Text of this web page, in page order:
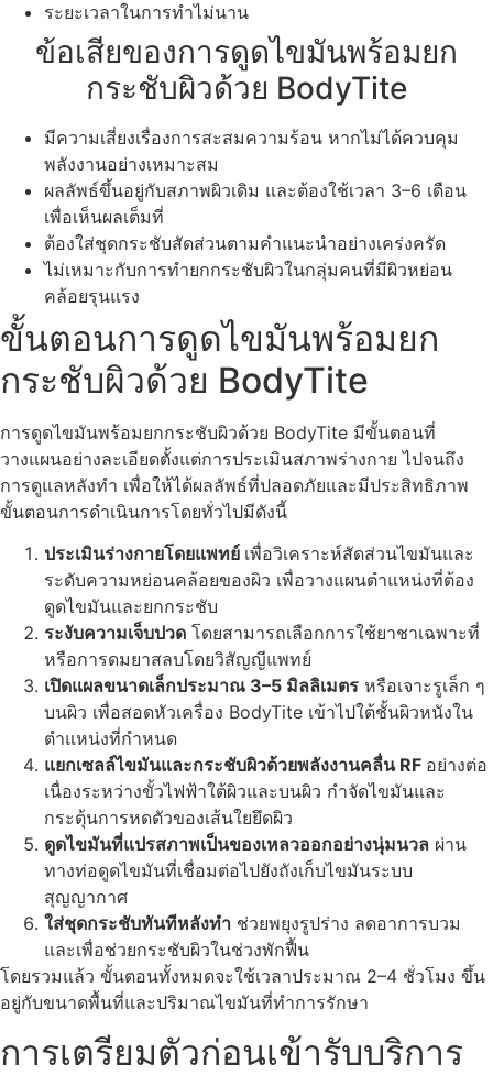
ระยะเวลาในการทำไม่นาน
ข้อเสียของการดูดไขมันพร้อมยก
กระชับผิวด้วย BodyTite
มีความเสี่ยงเรื่องการสะสมความร้อน หากไม่ได้ควบคุม
พลังงานอย่างเหมาะสม
ผลลัพธ์ขึ้นอยู่กับสภาพผิวเดิม และต้องใช้เวลา 3–6 เดือน
เพื่อเห็นผลเต็มที่
ต้องใส่ชุดกระชับสัดส่วนตามคำแนะนำอย่างเคร่งครัด
ไม่เหมาะกับการทำยกกระชับผิวในกลุ่มคนที่มีผิวหย่อน
คล้อยรุนแรง
ขั้นตอนการดูดไขมันพร้อมยก
กระชับผิวด้วย BodyTite
การดูดไขมันพร้อมยกกระชับผิวด้วย BodyTite มีขั้นตอนที่
วางแผนอย่างละเอียดตั้งแต่การประเมินสภาพร่างกาย ไปจนถึง
การดูแลหลังทำ เพื่อให้ได้ผลลัพธ์ที่ปลอดภัยและมีประสิทธิภาพ
ขั้นตอนการดำเนินการโดยทั่วไปมีดังนี้
ประเมินร่างกายโดยแพทย์ เพื่อวิเคราะห์สัดส่วนไขมันและ
ระดับความหย่อนคล้อยของผิว เพื่อวางแผนตำแหน่งที่ต้อง
ดูดไขมันและยกกระชับ
ระงับความเจ็บปวด โดยสามารถเลือกการใช้ยาชาเฉพาะที่
หรือการดมยาสลบโดยวิสัญญีแพทย์
เปิดแผลขนาดเล็กประมาณ 3–5 มิลลิเมตร หรือเจาะรูเล็ก ๆ
บนผิว เพื่อสอดหัวเครื่อง BodyTite เข้าไปใต้ชั้นผิวหนังใน
ตำแหน่งที่กำหนด
แยกเซลล์ไขมันและกระชับผิวด้วยพลังงานคลื่น RF อย่างต่อ
เนื่องระหว่างขั้วไฟฟ้าใต้ผิวและบนผิว กำจัดไขมันและ
กระตุ้นการหดตัวของเส้นใยยึดผิว
ดูดไขมันที่แปรสภาพเป็นของเหลวออกอย่างนุ่มนวล ผ่าน
ทางท่อดูดไขมันที่เชื่อมต่อไปยังถังเก็บไขมันระบบ
สุญญากาศ
ใส่ชุดกระชับทันทีหลังทำ ช่วยพยุงรูปร่าง ลดอาการบวม
และเพื่อช่วยกระชับผิวในช่วงพักฟื้น
โดยรวมแล้ว ขั้นตอนทั้งหมดจะใช้เวลาประมาณ 2–4 ชั่วโมง ขึ้น
อยู่กับขนาดพื้นที่และปริมาณไขมันที่ทำการรักษา
การเตรียมตัวก่อนเข้ารับบริการ